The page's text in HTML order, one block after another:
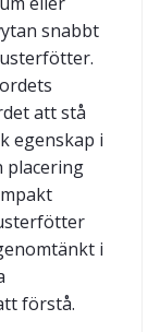
snabbt
att stå
egenskap i
placering
i
förstå.